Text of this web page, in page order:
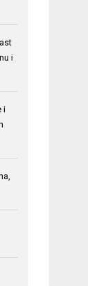
i
i